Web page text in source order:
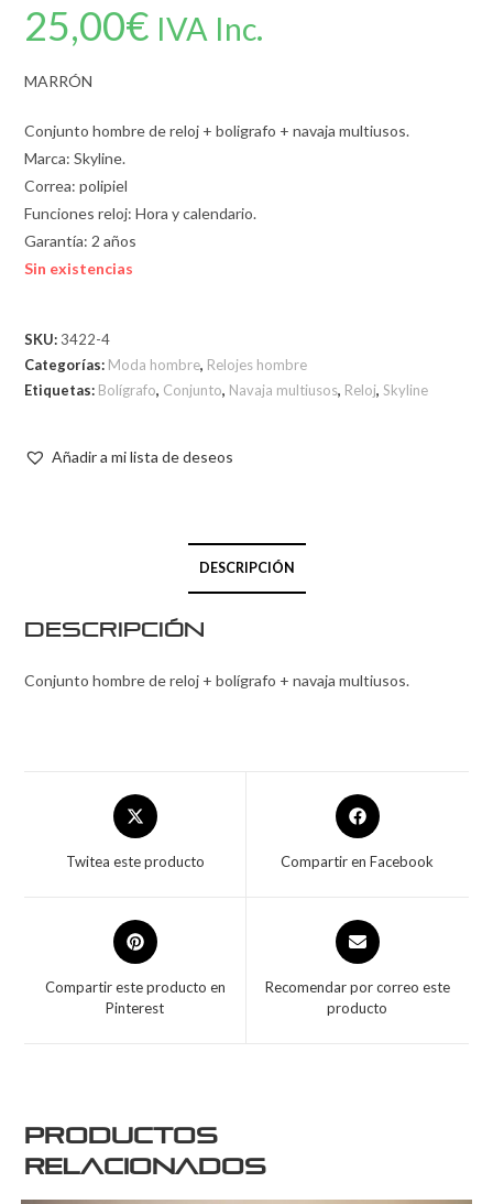
25,00€ IVA Inc.
MARRÓN
Conjunto hombre de reloj + boligrafo + navaja multiusos.
Marca: Skyline.
Correa: polipiel
Funciones reloj: Hora y calendario.
Garantía: 2 años
Sin existencias
SKU: 3422-4
Categorías: Moda hombre, Relojes hombre
Etiquetas: Bolígrafo, Conjunto, Navaja multiusos, Reloj,Skyline
Añadir a mi lista de deseos
DESCRIPCIÓN
Descripción
Conjunto hombre de reloj + bolígrafo + navaja multiusos.
Twitea este producto Compartir en Facebook
Compartir este producto en
Pinterest
Recomendar por correo este
producto
Productos
relacionados